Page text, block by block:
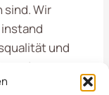
Wir
und
modernster
garantieren wir